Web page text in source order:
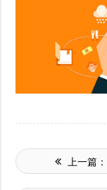
上一篇：